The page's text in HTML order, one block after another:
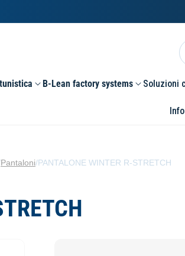
B-Lean factory systems Soluzioni
Pantaloni/PANTALONE WINTER R-STRETCH